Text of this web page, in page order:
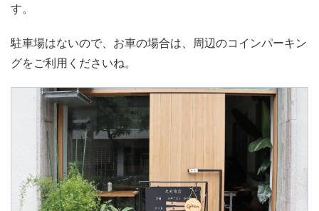
す。
駐車場はないので、お車の場合は、周辺のコインパーキン
グをご利用くださいね。